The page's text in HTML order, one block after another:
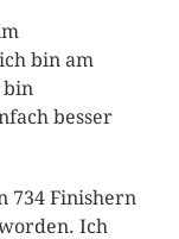
bin am
bin
besser
734 Finishern
Ich